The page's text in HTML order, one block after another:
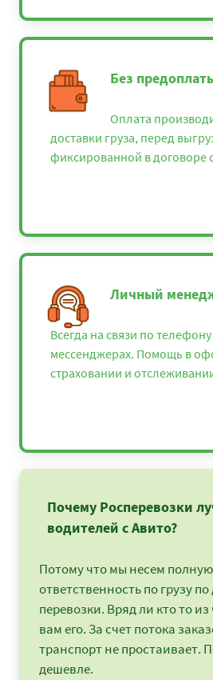
Без
Оплата
доставки груза, перед
фиксированной в договоре
Личный
Всегда на связи по
мессенджерах. Помощь в
страховании и
Почему Росперевозки
водителей с Авито?
Потому что мы несем полную
ответственность по грузу
перевозки. Вряд ли кто то
вам его. За счет потока
транспорт не простаивает.
дешевле.